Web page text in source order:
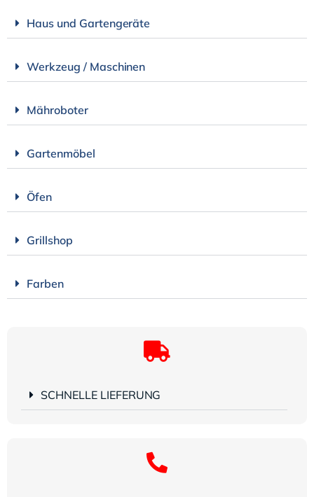
Haus und Gartengeräte
Werkzeug / Maschinen
Mähroboter
Gartenmöbel
Öfen
Grillshop
Farben
SCHNELLE LIEFERUNG